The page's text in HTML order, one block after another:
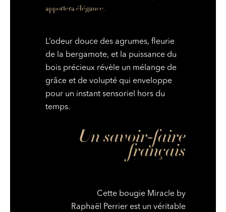
apportera élégance.
L’odeur douce des agrumes, fleurie
de la bergamote, et la puissance du
bois précieux révèle un mélange de
grâce et de volupté qui enveloppe
pour un instant sensoriel hors du
temps.
Un savoir-faire
français
Cette bougie Miracle by
Raphaël Perrier est un véritable